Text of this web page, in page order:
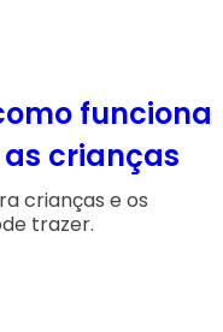
funciona
crianças
crianças e os
trazer.